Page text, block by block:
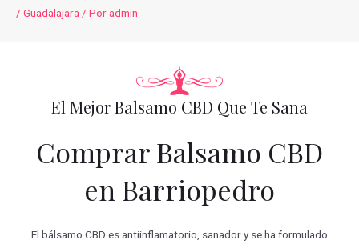
/ Guadalajara / Poradmin
El Mejor Balsamo CBD Que Te Sana
Comprar Balsamo CBD
en Barriopedro
El bálsamo CBD es antiinflamatorio, sanador y se ha formulado